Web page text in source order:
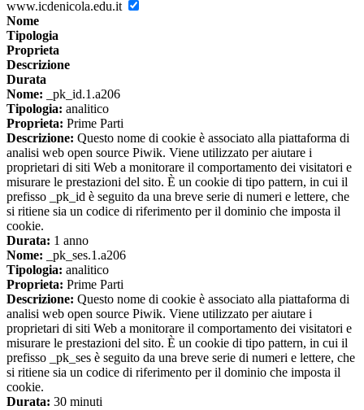
www.icdenicola.edu.it
Nome
Tipologia
Proprieta
Descrizione
Durata
Nome: _pk_id.1.a206
Tipologia: analitico
Proprieta: Prime Parti
Descrizione: Questo nome di cookie è associato alla piattaforma di
analisi web open source Piwik. Viene utilizzato per aiutare i
proprietari di siti Web a monitorare il comportamento dei visitatori e
misurare le prestazioni del sito. È un cookie di tipo pattern, in cui il
prefisso _pk_id è seguito da una breve serie di numeri e lettere, che
si ritiene sia un codice di riferimento per il dominio che imposta il
cookie.
Durata: 1 anno
Nome: _pk_ses.1.a206
Tipologia: analitico
Proprieta: Prime Parti
Descrizione: Questo nome di cookie è associato alla piattaforma di
analisi web open source Piwik. Viene utilizzato per aiutare i
proprietari di siti Web a monitorare il comportamento dei visitatori e
misurare le prestazioni del sito. È un cookie di tipo pattern, in cui il
prefisso _pk_ses è seguito da una breve serie di numeri e lettere, che
si ritiene sia un codice di riferimento per il dominio che imposta il
cookie.
Durata: 30 minuti